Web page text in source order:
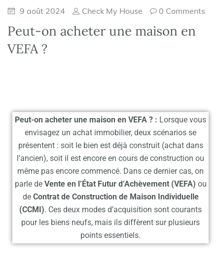
9 août 2024 Check My House 0 Comments
Peut-on acheter une maison en
VEFA ?
Peut-on acheter une maison en VEFA ? : Lorsque vous
envisagez un achat immobilier, deux scénarios se
présentent : soit le bien est déjà construit (achat dans
l’ancien), soit il est encore en cours de construction ou
même pas encore commencé. Dans ce dernier cas, on
parle de Vente en l’État Futur d’Achèvement (VEFA) ou
de Contrat de Construction de Maison Individuelle
(CCMI). Ces deux modes d’acquisition sont courants
pour les biens neufs, mais ils diffèrent sur plusieurs
points essentiels.